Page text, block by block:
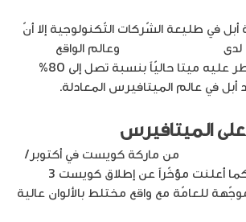
في طليعة الشّركات التّكنولوجية إلا أنّ
وعالم الواقع
الافتراضي الّذي تسيطر عليه ميتا حاليّاً بنسبة تصل إلى 80%
في عالم الميتافيرس المعادلة.
الميتافيرس
من ماركة كويست في أكتوبر/
تشرين الأوّل 2022 كما أعلنت مؤخّراً عن إطلاق كويست 3
للعامّة مع واقع مختلط بالألوان عالية